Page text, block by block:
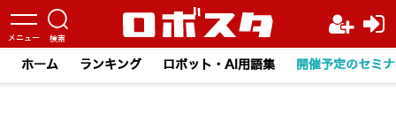
ホーム ランキング ロボット・AI用語集 開催予定のセミ